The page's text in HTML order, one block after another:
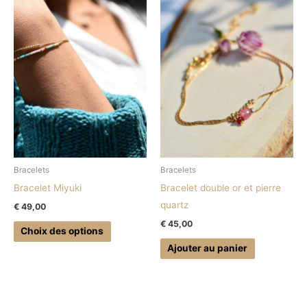
Bracelets
Bracelet Miyuki
€ 49,00
Choix des options
produit
a
plusieurs
variations.
options
peuvent
être
choisies
sur
Bracelets
Bracelet double or et pierre
quartz
€ 45,00
Ajouter au panier